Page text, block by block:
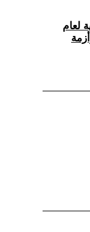
لعام